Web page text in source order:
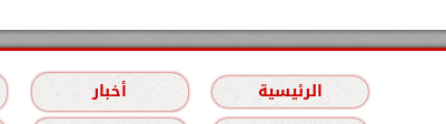
الرئيسية أخبار